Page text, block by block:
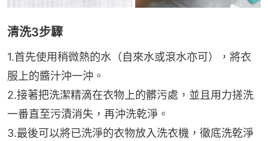
清洗3步驟
1.首先使用稍微熱的水（自來水或滾水亦可），將衣
服上的醬汁沖一沖。
2.接著把洗潔精滴在衣物上的髒污處，並且用力搓洗
一番直至污漬消失，再沖洗乾淨。
3.最後可以將已洗淨的衣物放入洗衣機，徹底洗乾淨